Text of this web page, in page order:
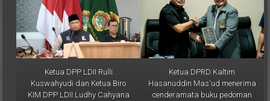
Ketua DPP LDII Rulli
Kuswahyudi dan Ketua Biro
KIM DPP LDII Ludhy Cahyana
Ketua DPRD Kaltim
Hasanuddin Mas'ud menerima
cenderamata buku pedoman